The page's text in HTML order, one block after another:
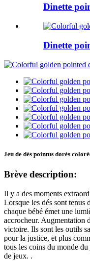
Dinette
Dinette
Jeu de dés pointus dorés
Brève description:
Il y a des moments
Lorsque les dés sont tenus
chaque bébé émet une
accrocheur. Augmentation
victoire. Ils sont les outils
pour la justice, et plus
tous les coins du monde
de jeux. .